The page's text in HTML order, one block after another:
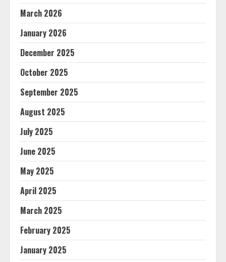
March 2026
January 2026
December 2025
October 2025
September 2025
August 2025
July 2025
June 2025
May 2025
April 2025
March 2025
February 2025
January 2025